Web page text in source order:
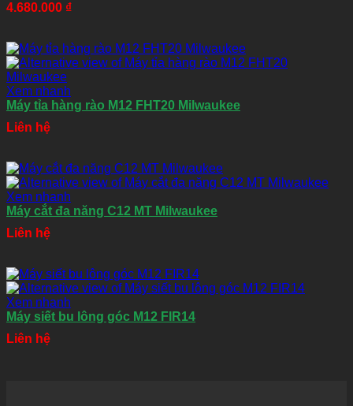
4.680.000 ₫
Xem nhanh
Máy tỉa hàng rào M12 FHT20 Milwaukee
Liên hệ
Xem nhanh
Máy cắt đa năng C12 MT Milwaukee
Liên hệ
Xem nhanh
Máy siết bu lông góc M12 FIR14
Liên hệ